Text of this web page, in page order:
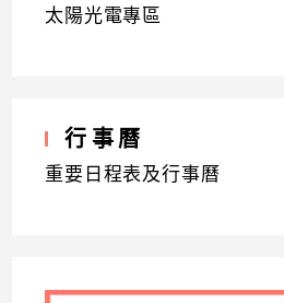
太陽光電專區
行事曆
重要日程表及行事曆